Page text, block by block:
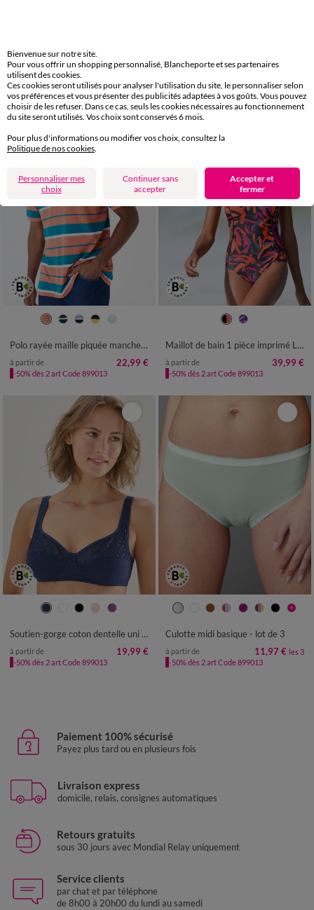
à partir de
-50% dès 2 art Code 899013
-50% dès 2 art Code 899013
XL XXL 3XL
Polo rayée maille piquée manches courtes
à partir de 22,99 €
-50% dès 2 art Code 899013
42 44 46
Maillot de bain 1 pièce imprimé Lohena, spécial maintien
à partir de 39,99 €
-50% dès 2 art Code 899013
Soutien-gorge coton dentelle uni Coria - sans armatures
à partir de 19,99 €
-50% dès 2 art Code 899013
34/36 38/40 42/44
46/48
Culotte midi basique - lot de 3
à partir de 11,97 € les 3
-50% dès 2 art Code 899013
Paiement 100% sécurisé
Payez plus tard ou en plusieurs fois
Livraison express
domicile, relais, consignes automatiques
Retours gratuits
sous 30 jours avec Mondial Relay uniquement
Service clients
par chat et par téléphone
de 8h00 à 20h00 du lundi au samedi
Bienvenue sur notre site.
Pour vous offrir un shopping personnalisé, Blancheporte et ses partenaires
utilisent des cookies.
Ces cookies seront utilisés pour analyser l'utilisation du site, le personnaliser selon
vos préférences et vous présenter des publicités adaptées à vos goûts. Vous pouvez
choisir de les refuser. Dans ce cas, seuls les cookies nécessaires au fonctionnement
du site seront utilisés. Vos choix sont conservés 6 mois.
Pour plus d'informations ou modifier vos choix, consultez la
Politique de nos cookies.
Personnaliser mes
choix
Continuer sans
accepter
Accepter et
fermer